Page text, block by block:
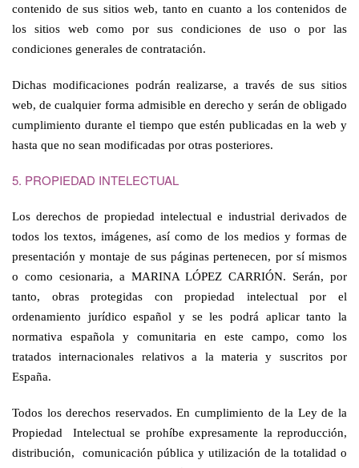
contenido de sus sitios web, tanto en cuanto a los contenidos de
los sitios web como por sus condiciones de uso o por las
condiciones generales de contratación.
Dichas modificaciones podrán realizarse, a través de sus sitios
web, de cualquier forma admisible en derecho y serán de obligado
cumplimiento durante el tiempo que estén publicadas en la web y
hasta que no sean modificadas por otras posteriores.
5. PROPIEDAD INTELECTUAL
Los derechos de propiedad intelectual e industrial derivados de
todos los textos, imágenes, así como de los medios y formas de
presentación y montaje de sus páginas pertenecen, por sí mismos
o como cesionaria, a MARINA LÓPEZ CARRIÓN. Serán, por
tanto, obras protegidas con propiedad intelectual por el
ordenamiento jurídico español y se les podrá aplicar tanto la
normativa española y comunitaria en este campo, como los
tratados internacionales relativos a la materia y suscritos por
España.
Todos los derechos reservados. En cumplimiento de la Ley de la
Propiedad Intelectual se prohíbe expresamente la reproducción,
distribución, comunicación pública y utilización de la totalidad o